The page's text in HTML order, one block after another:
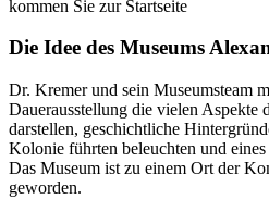
kommen Sie zur Startseite
Die Idee des Museums
Dr. Kremer und sein Museumsteam
Dauerausstellung die vielen
darstellen, geschichtliche
Kolonie führten beleuchten und
Das Museum ist zu einem Ort der
geworden.